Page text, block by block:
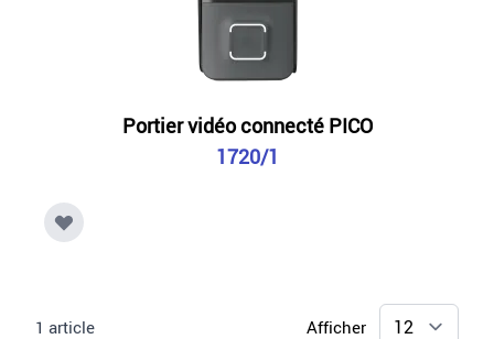
Portier vidéo connecté PICO
1720/1
1 article Afficher